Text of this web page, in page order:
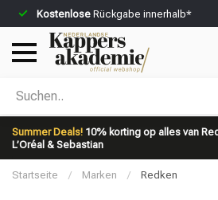
Kostenlose Rückgabe innerhalb*
Summer Deals! 10% korting op alles van
L’Oréal & Sebastian
Nach welcher Kategorie suchst
Startseite / Marken / Redken